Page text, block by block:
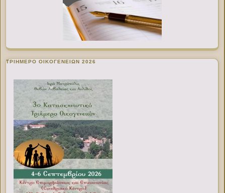
ΤΡΙΗΜΕΡΟ ΟΙΚΟΓΕΝΕΙΩΝ 2026